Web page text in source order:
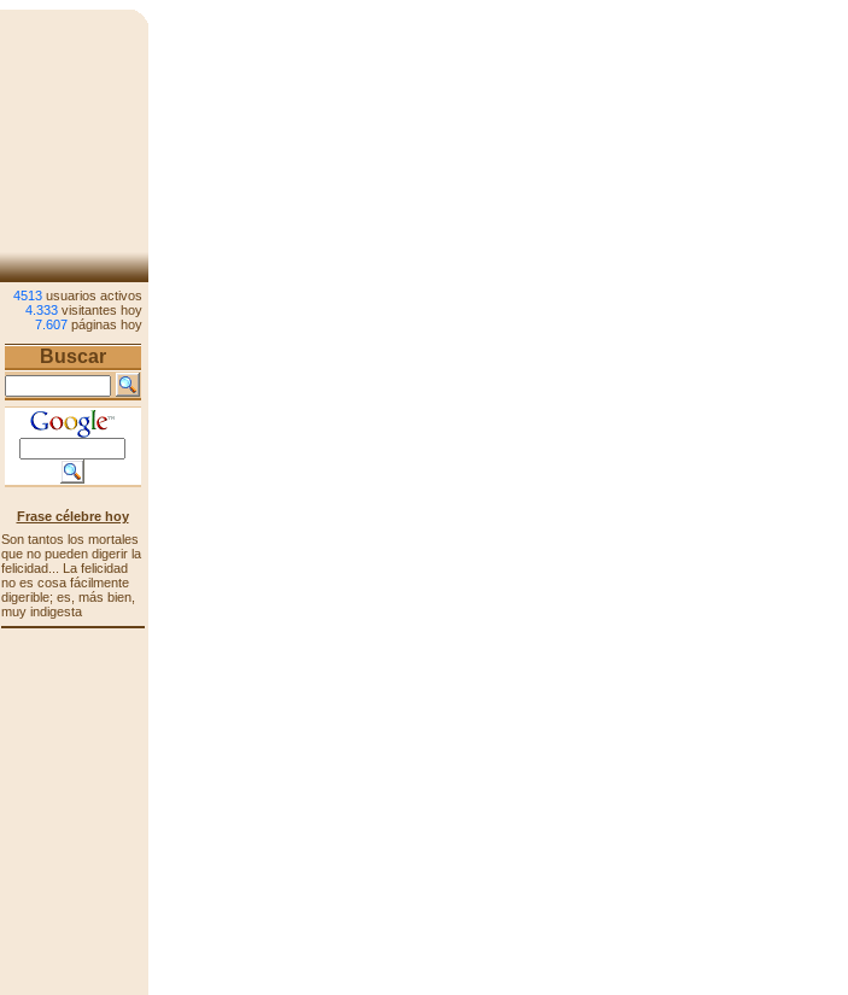
4513 usuarios activos
4.333 visitantes hoy
7.607 páginas hoy
Buscar
Frase célebre hoy
Son tantos los mortales
que no pueden digerir la
felicidad... La felicidad
no es cosa fácilmente
digerible; es, más bien,
muy indigesta